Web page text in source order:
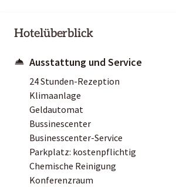
Hotelüberblick
Ausstattung und Service
24 Stunden-Rezeption
Klimaanlage
Geldautomat
Bussinescenter
Businesscenter-Service
Parkplatz: kostenpflichtig
Chemische Reinigung
Konferenzraum